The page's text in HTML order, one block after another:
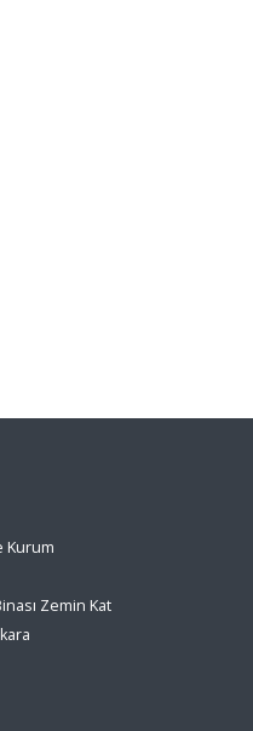
Kurum
Zemin Kat